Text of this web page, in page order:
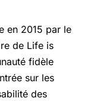
en 2015 par le
de Life is
fidèle
sur les
des